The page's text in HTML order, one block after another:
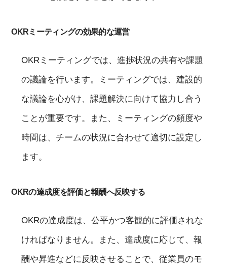
OKRミーティングの効果的な運営
OKRミーティングでは、進捗状況の共有や課題
の議論を行います。ミーティングでは、建設的
な議論を心がけ、課題解決に向けて協力し合う
ことが重要です。また、ミーティングの頻度や
時間は、チームの状況に合わせて適切に設定し
ます。
OKRの達成度を評価と報酬へ反映する
OKRの達成度は、公平かつ客観的に評価されな
ければなりません。また、達成度に応じて、報
酬や昇進などに反映させることで、従業員のモ